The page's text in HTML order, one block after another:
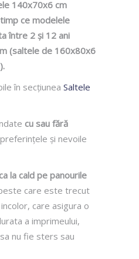
140x70x6 cm
ce modelele
între 2 și 12 ani
(saltele de 160x80x6
în secțiunea Saltele
cu sau fără
și nevoile
la cald pe panourile
care este trecut
care asigura o
a imprimeului,
nu fie sters sau